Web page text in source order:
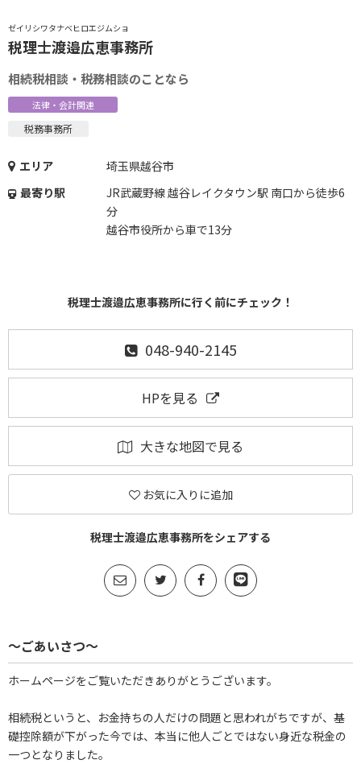
ゼイリシワタナベヒロエジムショ
税理士渡邉広恵事務所
相続税相談・税務相談のことなら
法律・会計関連
税務事務所
エリア
埼玉県越谷市
最寄り駅
JR武蔵野線 越谷レイクタウン駅 南口から徒歩6
分
越谷市役所から車で13分
税理士渡邉広恵事務所に行く前にチェック！
048-940-2145
HPを見る
大きな地図で見る
お気に入りに追加
税理士渡邉広恵事務所をシェアする
～ごあいさつ～
ホームページをご覧いただきありがとうございます。
相続税というと、お金持ちの人だけの問題と思われがちですが、基
礎控除額が下がった今では、本当に他人ごとではない身近な税金の
一つとなりました。